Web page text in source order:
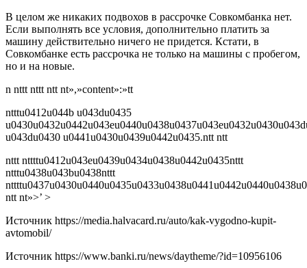
В целом же никаких подвохов в рассрочке Совкомбанка нет.
Если выполнять все условия, дополнительно платить за
машину действительно ничего не придется. Кстати, в
Совкомбанке есть рассрочка не только на машины с пробегом,
но и на новые.
n nttt nttt ntt nt»,»content»:»tt
ntttu0412u044b u043du0435
u043du0430 u0441u0430u0439u0442u0435.ntt ntt
nttt nttttu0412u043eu0439u0434u0438u0442u0435nttt
ntttu0438u043bu0438nttt
ntt nt»>’ >
Источник https://media.halvacard.ru/auto/kak-vygodno-kupit-
avtomobil/
Источник https://www.banki.ru/news/daytheme/?id=10956106